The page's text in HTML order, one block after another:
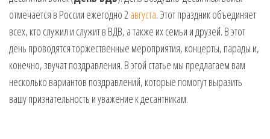
Только для
тебя —
готовые
голосовые
СМС,
Признания,
Приколы,
отмечается в России ежегодно 2августа. Этот праздник объединяет
всех, кто служил и служит в ВДВ, а также их семьи и друзей. В этот
день проводятся торжественные мероприятия, концерты, парады и,
конечно, звучат поздравления. В этой статье мы предлагаем вам
несколько вариантов поздравлений, которые помогут выразить
вашу признательность и уважение к десантникам.